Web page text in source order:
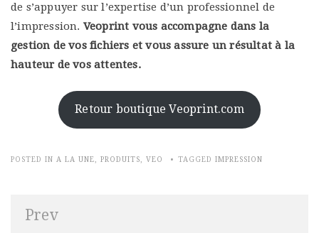
de s’appuyer sur l’expertise d’un professionnel de
l’impression. Veoprint vous accompagne dans la
gestion de vos fichiers et vous assure un résultat à la
hauteur de vos attentes.
Retour boutique Veoprint.com
POSTED IN A LA UNE PRODUITS VEO TAGGED IMPRESSION
Navigation
Prev